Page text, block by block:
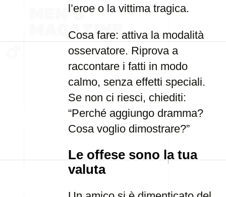
l’eroe o la vittima tragica.
Cosa fare: attiva la modalità
osservatore. Riprova a
raccontare i fatti in modo
calmo, senza effetti speciali.
Se non ci riesci, chiediti:
“Perché aggiungo dramma?
Cosa voglio dimostrare?”
Le offese sono la tua
valuta